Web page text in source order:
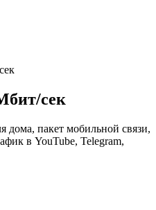
сек
дома, пакет мобильной связи,
в YouTube, Telegram,